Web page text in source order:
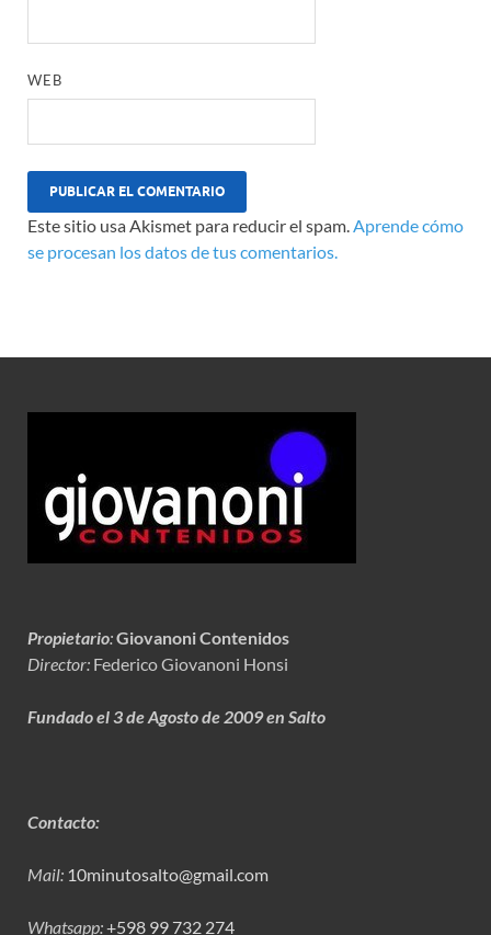
WEB
Este sitio usa Akismet para reducir el spam. Aprende cómo
se procesan los datos de tus comentarios.
Propietario:Giovanoni Contenidos
Director: Federico Giovanoni Honsi
Fundado el 3 de Agosto de 2009 en Salto
Contacto:
Mail: 10minutosalto@gmail.com
Whatsapp:+598 99 732 274